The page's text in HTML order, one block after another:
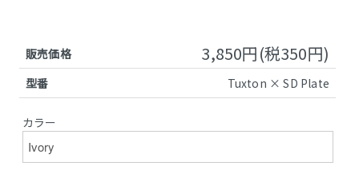
販売価格 3,850円(税350円)
型番 Tuxton × SD Plate
カラー